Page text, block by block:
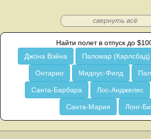
свернуть всё
Найти полет в отпуск до
Джона Вэйна
Паломар (Карлсбад)
Онтарио Мидоус-Филд
Санта-Барбара Лос-Анджелес
Санта-Мария Лонг-